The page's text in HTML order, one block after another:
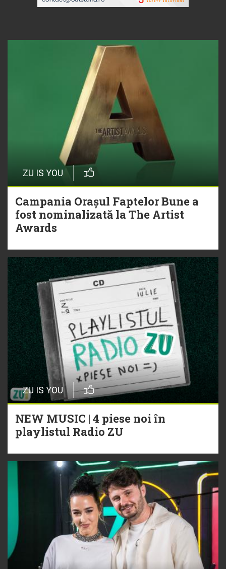
ZU IS YOU
Campania Orașul Faptelor Bune a
fost nominalizată la The Artist
Awards
ZU IS YOU
NEW MUSIC | 4 piese noi în
playlistul Radio ZU